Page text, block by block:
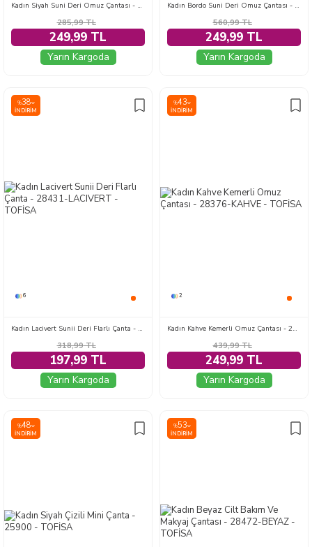
Kadın Siyah Suni Deri Omuz Çantası - 28259-SIYAH
285,99TL
249,99 TL
Yarın Kargoda
Kadın Bordo Suni Deri Omuz Çantası - 28325-BORDO
560,99TL
249,99 TL
Yarın Kargoda
%38
İNDIRIM
6
Kadın Lacivert Sunii Deri Flarlı Çanta - 28431-LACIVERT
318,99TL
197,99 TL
Yarın Kargoda
%43
İNDIRIM
2
Kadın Kahve Kemerli Omuz Çantası - 28376-KAHVE
439,99TL
249,99 TL
Yarın Kargoda
%48
İNDIRIM
%53
İNDIRIM